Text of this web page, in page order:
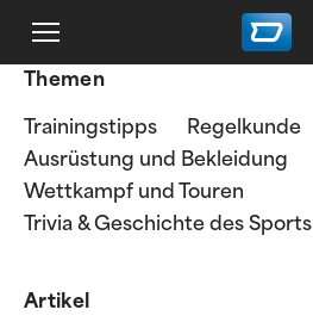
Themen
Trainingstipps
Regelkunde
Ausrüstung und Bekleidung
Wettkampf und Touren
Trivia & Geschichte des Sports
Artikel